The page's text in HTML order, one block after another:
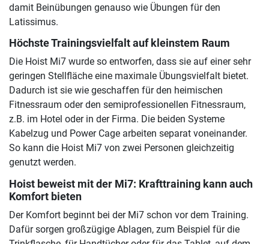
damit Beinübungen genauso wie Übungen für den
Latissimus.
Höchste Trainingsvielfalt auf kleinstem Raum
Die Hoist Mi7 wurde so entworfen, dass sie auf einer sehr
geringen Stellfläche eine maximale Übungsvielfalt bietet.
Dadurch ist sie wie geschaffen für den heimischen
Fitnessraum oder den semiprofessionellen Fitnessraum,
z.B. im Hotel oder in der Firma. Die beiden Systeme
Kabelzug und Power Cage arbeiten separat voneinander.
So kann die Hoist Mi7 von zwei Personen gleichzeitig
genutzt werden.
Hoist beweist mit der Mi7: Krafttraining kann auch
Komfort bieten
Der Komfort beginnt bei der Mi7 schon vor dem Training.
Dafür sorgen großzügige Ablagen, zum Beispiel für die